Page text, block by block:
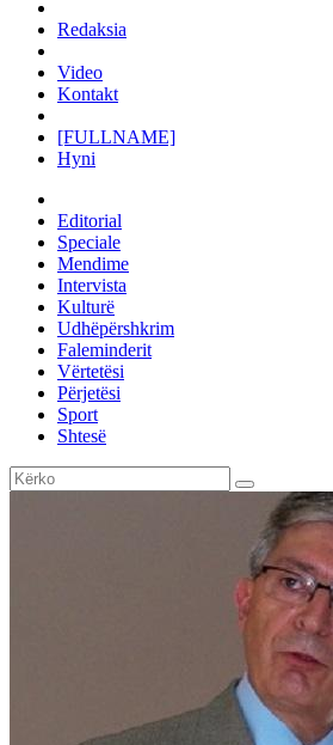
Redaksia
Video
Kontakt
[FULLNAME]
Hyni
Editorial
Speciale
Mendime
Intervista
Kulturë
Udhëpërshkrim
Faleminderit
Vërtetësi
Përjetësi
Sport
Shtesë